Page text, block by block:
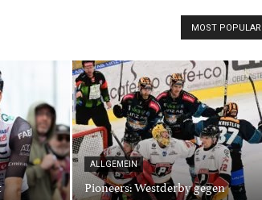
MOST POPULAR
ALLGEMEIN
Pioneers: Westderby gegen